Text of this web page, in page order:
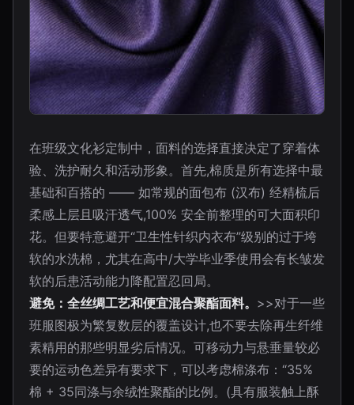
在班级文化衫定制中，面料的选择直接决定了穿着体
验、洗护耐久和活动形象。首先,棉质是所有选择中最
基础和百搭的 —— 如常规的面包布 (汉布) 经精梳后
柔感上层且吸汗透气,100% 安全前整理的可大面积印
花。但要特意避开“卫生性针织内衣布”级别的过于垮
软的水洗棉，尤其在高中/大学毕业季使用会有长皱发
软的后患活动能力降配置忍回局。
避免：全丝绸工艺和便宜混合聚酯面料。 >>对于一些
班服图极为繁复数层的覆盖设计,也不要去除再生纤维
素精用的那些明显劣后情况。可移动力与悬垂量较必
要的运动色差异有要求下，可以考虑棉涤布：“35%
棉 + 35同涤与余绒性聚酯的比例。(具有服装触上酥